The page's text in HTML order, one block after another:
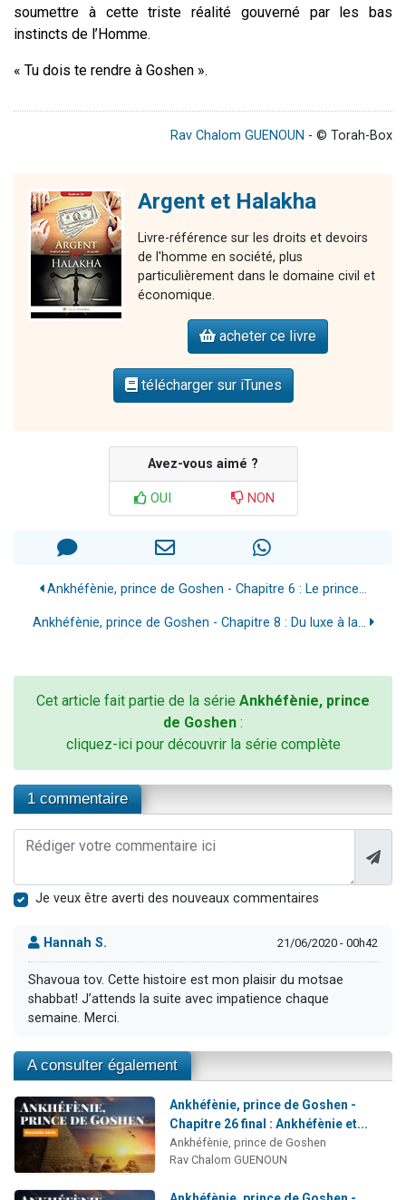
soumettre à cette triste réalité gouverné par les bas
instincts de l’Homme.
« Tu dois te rendre à Goshen ».
Rav Chalom GUENOUN - © Torah-Box
Argent et Halakha
Livre-référence sur les droits et devoirs
de l'homme en société, plus
particulièrement dans le domaine civil et
économique.
acheter ce livre
télécharger sur iTunes
Avez-vous aimé ?
OUI NON
Ankhéfènie, prince de Goshen - Chapitre 6 : Le prince...
Ankhéfènie, prince de Goshen - Chapitre 8 : Du luxe à la...
Cet article fait partie de la série Ankhéfènie, prince
de Goshen :
cliquez-ici pour découvrir la série complète
1 commentaire
Je veux être averti des nouveaux commentaires
Hannah S. 21/06/2020 - 00h42
Shavoua tov. Cette histoire est mon plaisir du motsae
shabbat! J’attends la suite avec impatience chaque
semaine. Merci.
A consulter également
Ankhéfènie, prince de Goshen -
Chapitre 26 final : Ankhéfènie et...
Ankhéfènie, prince de Goshen
Rav Chalom GUENOUN